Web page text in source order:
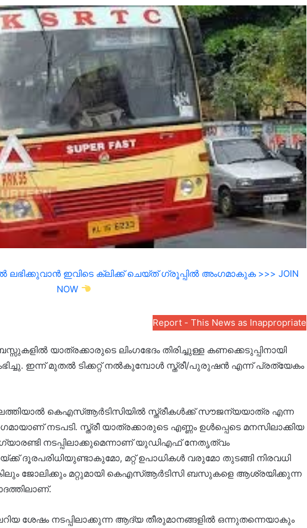
ലഭിക്കുവാൻ ഇവിടെ ക്ലിക്ക് ചെയ്ത് ഗ്രൂപ്പിൽ അംഗമാകുക >>> JOIN
NOW
Report - This News as Inappropriate
യാത്രക്കാരുടെ ലിംഗഭേദം തിരിച്ചുള്ള കണക്കെടുപ്പിനായി
ഇന്ന് മുതല്‍ ടിക്കറ്റ് നല്‍കുമ്പോള്‍ സ്ത്രീ/പുരുഷന്‍ എന്ന് പ്രത്യേകം
കെഎസ്ആര്‍ടിസിയില്‍ സ്ത്രീകള്‍ക്ക് സൗജന്യയാത്ര എന്ന
നടപടി. സ്ത്രീ യാത്രക്കാരുടെ എണ്ണം ഉള്‍പ്പെടെ മനസിലാക്കിയ
ഗ്യാരണ്ടി നടപ്പിലാക്കുമെന്നാണ് യുഡിഎഫ് നേതൃത്വം
ദൂരപരിധിയുണ്ടാകുമോ, മറ്റ് ഉപാധികള്‍ വരുമോ തുടങ്ങി നിരവധി
ജോലിക്കും മറ്റുമായി കെഎസ്ആര്‍ടിസി ബസുകളെ ആശ്രയിക്കുന്ന
ശേഷം നടപ്പിലാക്കുന്ന ആദ്യ തീരുമാനങ്ങളില്‍ ഒന്നുതന്നെയാകും